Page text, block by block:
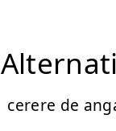
cerere de